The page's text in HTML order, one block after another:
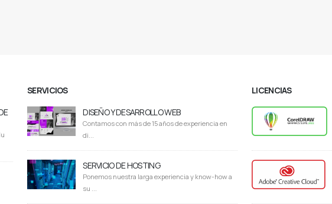
SERVICIOS
DISEÑO Y DESARROLLO WEB
Contamos con más de 15 años de experiencia en
di...
SERVICIO DE HOSTING
Ponemos nuestra larga experiencia y know-how a
su ...
LICENCIAS